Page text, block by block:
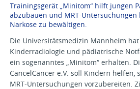
Trainingsgerät „Minitom“ hilft jungen
abzubauen und MRT-Untersuchungen
Narkose zu bewältigen.
Die Universitätsmedizin Mannheim
Kinderradiologie und pädiatrische
ein sogenanntes „Minitom“ erhalten.
CancelCancer e.V. soll Kindern helfen,
MRT-Untersuchungen vorzubereiten.